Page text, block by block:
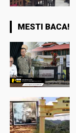
MESTI BACA!